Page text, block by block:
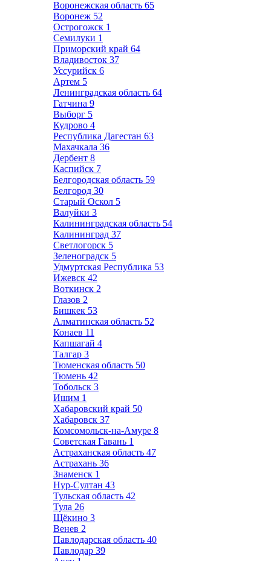
Воронежская область 65
Воронеж 52
Острогожск 1
Семилуки 1
Приморский край 64
Владивосток 37
Уссурийск 6
Артем 5
Ленинградская область 64
Гатчина 9
Выборг 5
Кудрово 4
Республика Дагестан 63
Махачкала 36
Дербент 8
Каспийск 7
Белгородская область 59
Белгород 30
Старый Оскол 5
Валуйки 3
Калининградская область 54
Калининград 37
Светлогорск 5
Зеленоградск 5
Удмуртская Республика 53
Ижевск 42
Воткинск 2
Глазов 2
Бишкек 53
Алматинская область 52
Конаев 11
Капшагай 4
Талгар 3
Тюменская область 50
Тюмень 42
Тобольск 3
Ишим 1
Хабаровский край 50
Хабаровск 37
Комсомольск-на-Амуре 8
Советская Гавань 1
Астраханская область 47
Астрахань 36
Знаменск 1
Нур-Султан 43
Тульская область 42
Тула 26
Щёкино 3
Венев 2
Павлодарская область 40
Павлодар 39